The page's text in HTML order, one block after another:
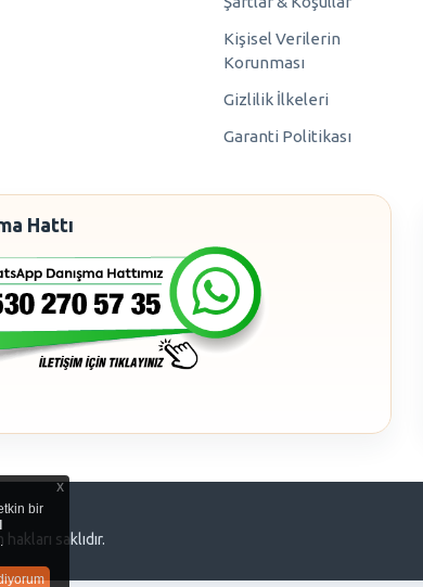
Kişisel Verilerin
Korunması
Gizlilik İlkeleri
Garanti Politikası
Hattı
saklıdır.
x
bir